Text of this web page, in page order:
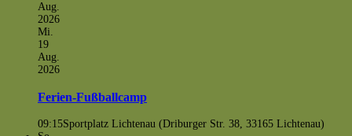
Aug.
2026
Mi.
19
Aug.
2026
Ferien-Fußballcamp
09:15Sportplatz Lichtenau (Driburger Str. 38, 33165 Lichtenau)